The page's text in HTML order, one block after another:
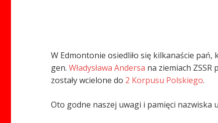
W Edmontonie osiedliło się kilkanaście pań,
gen. Władysława Andersa na ziemiach ZSSR
zostały wcielone do 2 Korpusu Polskiego.
Oto godne naszej uwagi i pamięci